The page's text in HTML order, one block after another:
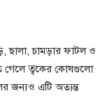
চামড়ার ফাটল ও
গেলে ত্বকের কোষগুলো
জন্যও এটি অত্যন্ত